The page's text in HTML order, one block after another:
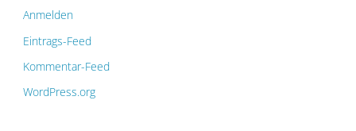
Anmelden
Eintrags-Feed
Kommentar-Feed
WordPress.org